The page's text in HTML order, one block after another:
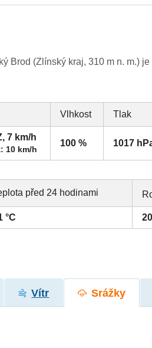
Brod (Zlínský kraj, 310 m n. m.) je
Vlhkost Tlak
7 km/h
10 km/h
100 % 1017
před 24 hodinami
°C
Vítr Srážky